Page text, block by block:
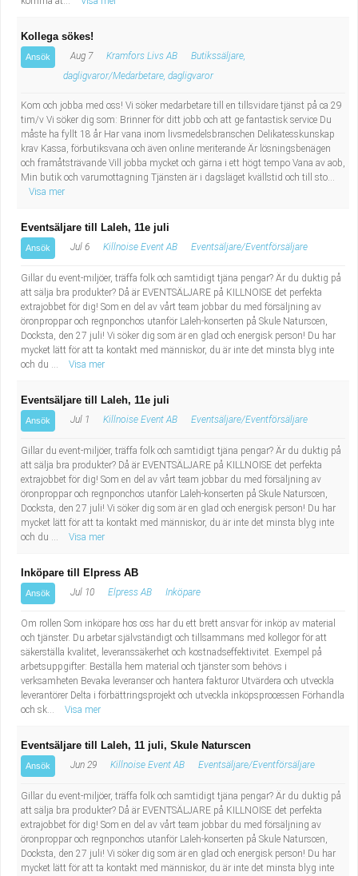
Kollega sökes!
Ansök Aug 7 Kramfors Livs AB
Butikssäljare,
dagligvaror/Medarbetare, dagligvaror
Kom och jobba med oss! Vi söker medarbetare till en tillsvidare tjänst på ca 29
tim/v Vi söker dig som: Brinner för ditt jobb och att ge fantastisk service Du
måste ha fyllt 18 år Har vana inom livsmedelsbranschen Delikatesskunskap
krav Kassa, förbutiksvana och även online meriterande Är lösningsbenägen
och framåtsträvande Vill jobba mycket och gärna i ett högt tempo Vana av aob,
Min butik och varumottagning Tjänsten är i dagsläget kvällstid och till sto...
Visa mer
Eventsäljare till Laleh, 11e juli
Ansök Jul 6 Killnoise Event AB Eventsäljare/Eventförsäljare
Gillar du event-miljöer, träffa folk och samtidigt tjäna pengar? Är du duktig på
att sälja bra produkter? Då är EVENTSÄLJARE på KILLNOISE det perfekta
extrajobbet för dig! Som en del av vårt team jobbar du med försäljning av
öronproppar och regnponchos utanför Laleh-konserten på Skule Naturscen,
Docksta, den 27 juli! Vi söker dig som är en glad och energisk person! Du har
mycket lätt för att ta kontakt med människor, du är inte det minsta blyg inte
och du ...
Visa mer
Eventsäljare till Laleh, 11e juli
Ansök Jul 1 Killnoise Event AB Eventsäljare/Eventförsäljare
Gillar du event-miljöer, träffa folk och samtidigt tjäna pengar? Är du duktig på
att sälja bra produkter? Då är EVENTSÄLJARE på KILLNOISE det perfekta
extrajobbet för dig! Som en del av vårt team jobbar du med försäljning av
öronproppar och regnponchos utanför Laleh-konserten på Skule Naturscen,
Docksta, den 27 juli! Vi söker dig som är en glad och energisk person! Du har
mycket lätt för att ta kontakt med människor, du är inte det minsta blyg inte
och du ...
Visa mer
Inköpare till Elpress AB
Ansök Jul 10 Elpress AB Inköpare
Om rollen Som inköpare hos oss har du ett brett ansvar för inköp av material
och tjänster. Du arbetar självständigt och tillsammans med kollegor för att
säkerställa kvalitet, leveranssäkerhet och kostnadseffektivitet. Exempel på
arbetsuppgifter: Beställa hem material och tjänster som behövs i
verksamheten Bevaka leveranser och hantera fakturor Utvärdera och utveckla
leverantörer Delta i förbättringsprojekt och utveckla inköpsprocessen Förhandla
och sk...
Visa mer
Eventsäljare till Laleh, 11 juli, Skule Naturscen
Ansök Jun 29 Killnoise Event AB Eventsäljare/Eventförsäljare
Gillar du event-miljöer, träffa folk och samtidigt tjäna pengar? Är du duktig på
att sälja bra produkter? Då är EVENTSÄLJARE på KILLNOISE det perfekta
extrajobbet för dig! Som en del av vårt team jobbar du med försäljning av
öronproppar och regnponchos utanför Laleh-konserten på Skule Naturscen,
Docksta, den 27 juli! Vi söker dig som är en glad och energisk person! Du har
mycket lätt för att ta kontakt med människor, du är inte det minsta blyg inte